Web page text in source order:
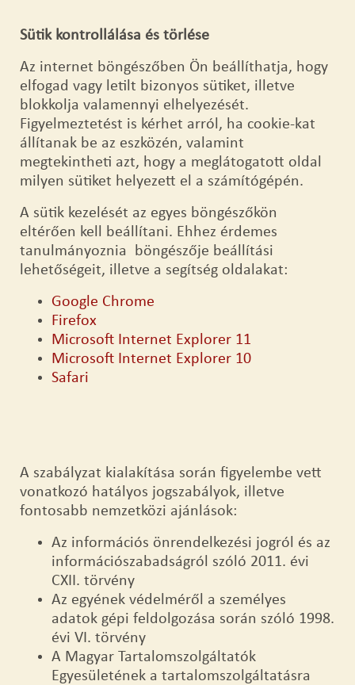
Sütik kontrollálása és törlése
Az internet böngészőben Ön beállíthatja, hogy
elfogad vagy letilt bizonyos sütiket, illetve
blokkolja valamennyi elhelyezését.
Figyelmeztetést is kérhet arról, ha cookie-kat
állítanak be az eszközén, valamint
megtekintheti azt, hogy a meglátogatott oldal
milyen sütiket helyezett el a számítógépén.
A sütik kezelését az egyes böngészőkön
eltérően kell beállítani. Ehhez érdemes
tanulmányoznia böngészője beállítási
lehetőségeit, illetve a segítség oldalakat:
Google Chrome
Firefox
Microsoft Internet Explorer 11
Microsoft Internet Explorer 10
Safari
A szabályzat kialakítása során figyelembe vett
vonatkozó hatályos jogszabályok, illetve
fontosabb nemzetközi ajánlások:
Az információs önrendelkezési jogról és az
információszabadságról szóló 2011. évi
CXII. törvény
Az egyének védelméről a személyes
adatok gépi feldolgozása során szóló 1998.
évi VI. törvény
A Magyar Tartalomszolgáltatók
Egyesületének a tartalomszolgáltatásra